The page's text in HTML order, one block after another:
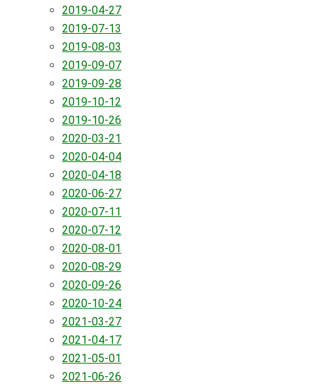
2019-04-27
2019-07-13
2019-08-03
2019-09-07
2019-09-28
2019-10-12
2019-10-26
2020-03-21
2020-04-04
2020-04-18
2020-06-27
2020-07-11
2020-07-12
2020-08-01
2020-08-29
2020-09-26
2020-10-24
2021-03-27
2021-04-17
2021-05-01
2021-06-26